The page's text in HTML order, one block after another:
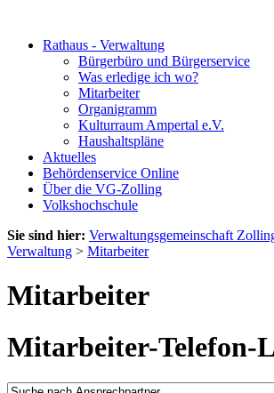
Rathaus - Verwaltung
Bürgerbüro und Bürgerservice
Was erledige ich wo?
Mitarbeiter
Organigramm
Kulturraum Ampertal e.V.
Haushaltspläne
Aktuelles
Behördenservice Online
Über die VG-Zolling
Volkshochschule
Sie sind hier: Verwaltungsgemeinschaft
Verwaltung > Mitarbeiter
Mitarbeiter
Mitarbeiter-Telefon-